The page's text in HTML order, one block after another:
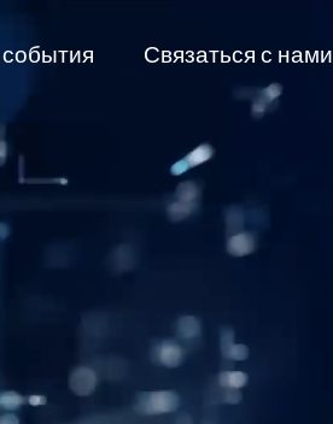
Связаться с нами